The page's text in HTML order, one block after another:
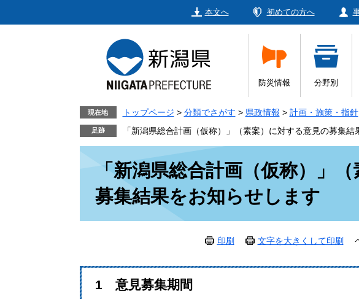
本文へ 初めての方へ
防災情報 分野別
現在地 トップページ > 分類でさがす > 県政情報 > 計画・施策・指針
「新潟県総合計画（仮称）」（素案）に対する意見の募集結
「新潟県総合計画（仮称）」
募集結果をお知らせします
印刷 文字を大きくして印刷
1 意見募集期間